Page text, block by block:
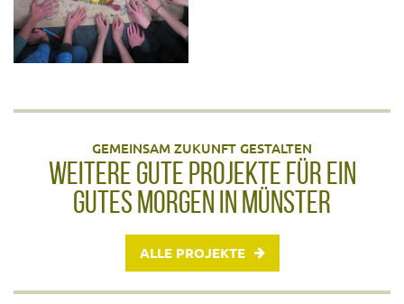
GEMEINSAM ZUKUNFT GESTALTEN
WEITERE GUTE PROJEKTE FÜR EIN
GUTES MORGEN IN MÜNSTER
ALLE PROJEKTE